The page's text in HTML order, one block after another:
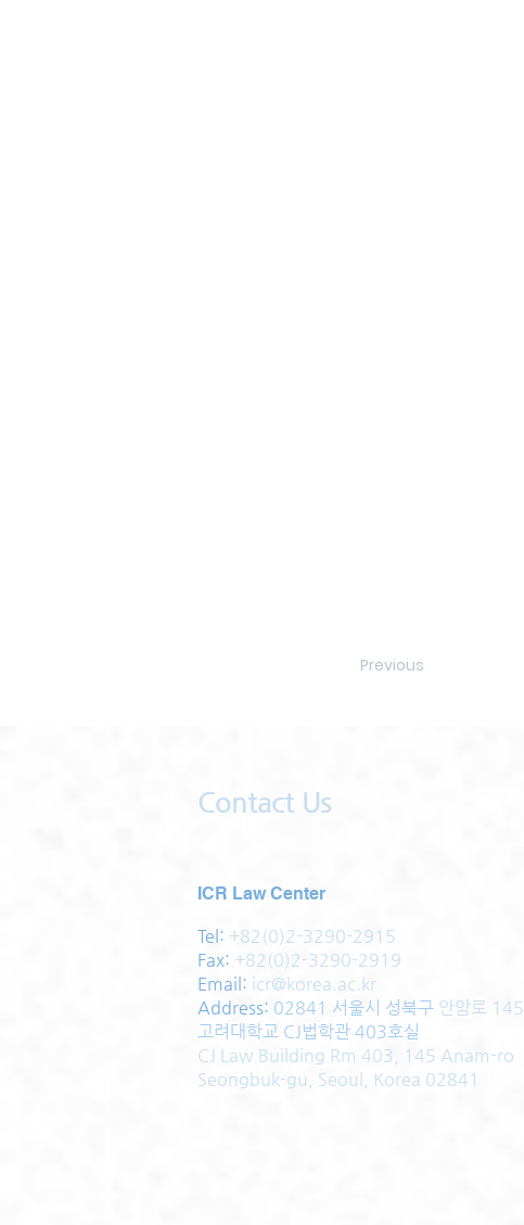
Previous
Contact Us
ICR Law Center
Tel: +82(0)2-3290-2915
Fax: +82(0)2-3290-2919
Email: icr@korea.ac.kr
Address: 02841 서울시 성북구 안암로 145
고려대학교 CJ법학관 403호실
CJ Law Building Rm 403, 145 Anam-ro
Seongbuk-gu, Seoul, Korea 02841